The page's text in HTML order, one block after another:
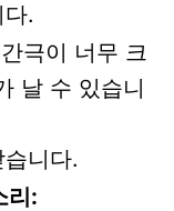
.
극이 너무 크
날 수 있습니
니다.
리: